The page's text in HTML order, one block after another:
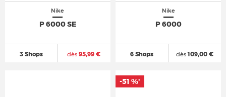
Nike
P 6000 SE
3 Shops dès 95,99 €
Nike
P 6000
6 Shops dès109,00 €
-51 %*